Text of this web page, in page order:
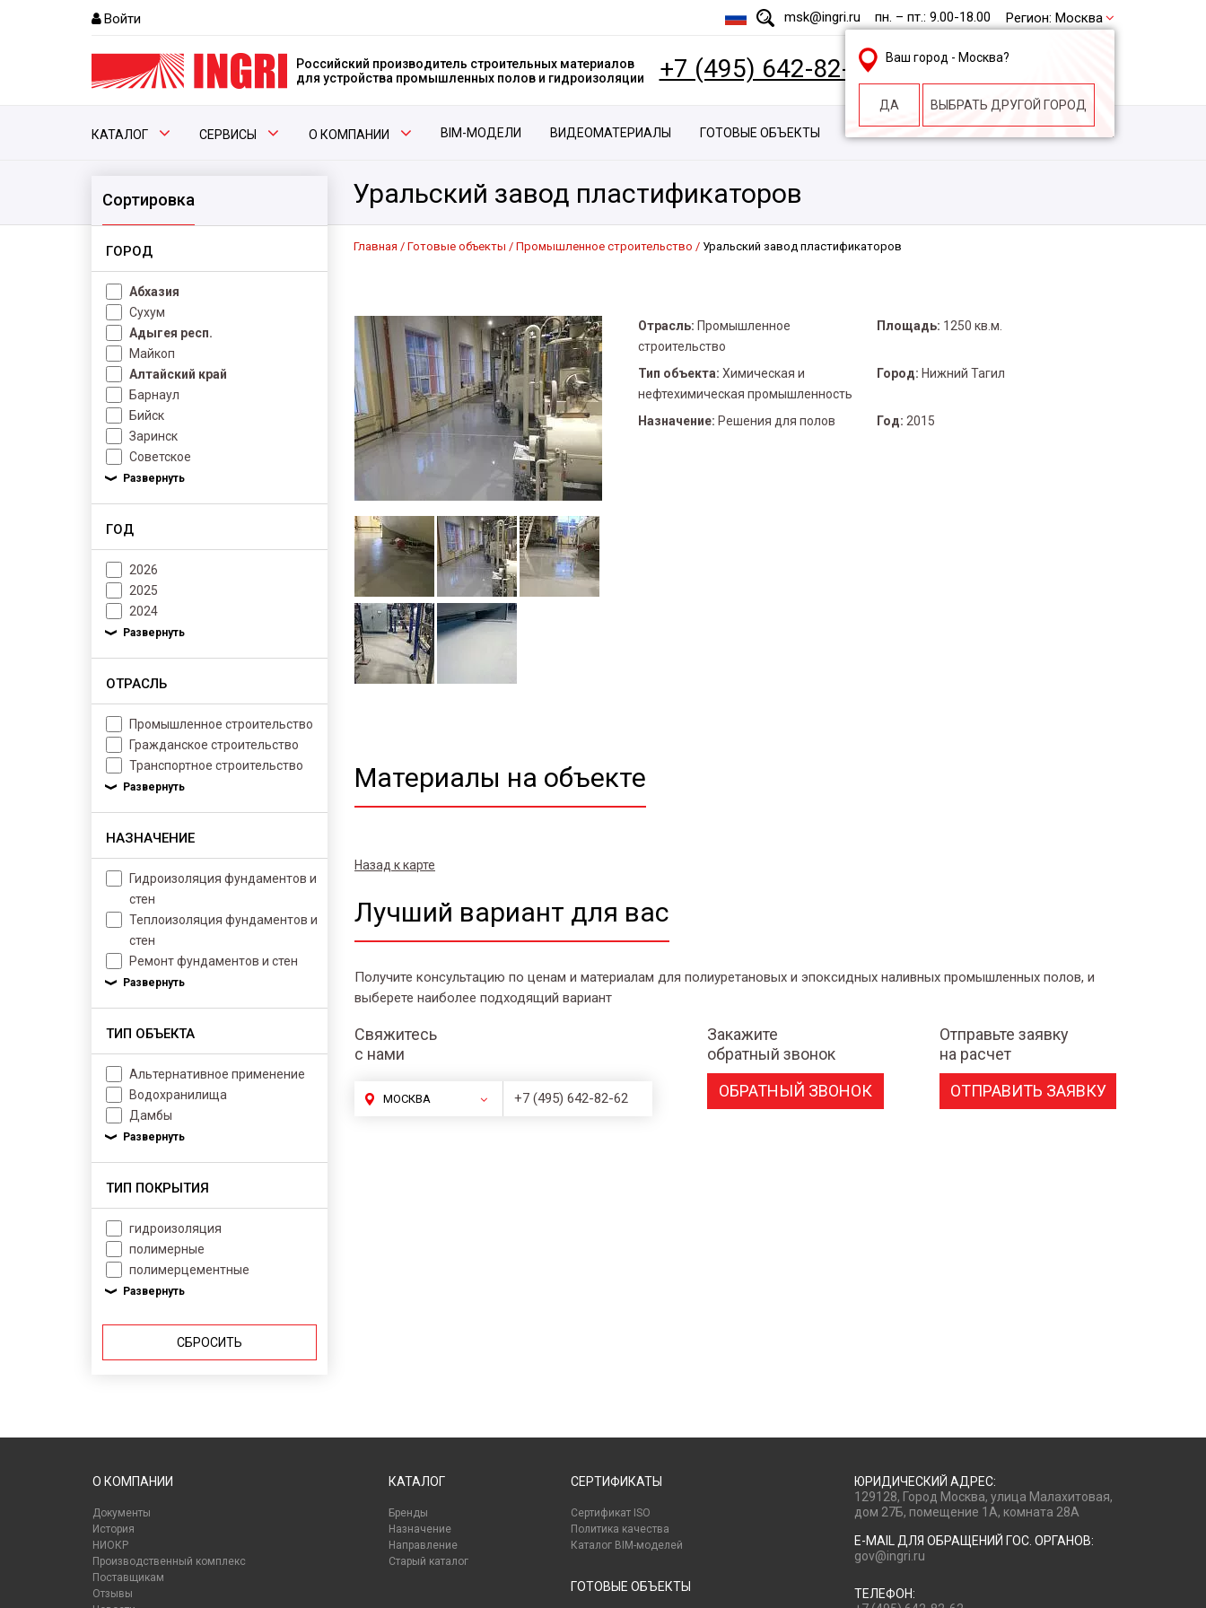
Войти msk@ingri.ru пн. – пт.: 9.00-18.00 Регион: Москва
Ваш город - Москва?
ДА ВЫБРАТЬ ДРУГОЙ ГОРОД
Российский производитель строительных материалов
для устройства промышленных полов и гидроизоляции
+7 (495) 642-82-62
КАТАЛОГ СЕРВИСЫ О КОМПАНИИ BIM-МОДЕЛИ ВИДЕОМАТЕРИАЛЫ ГОТОВЫЕ ОБЪЕКТЫ
Уральский завод пластификаторов
Сортировка
ГОРОД
Абхазия
Сухум
Адыгея респ.
Майкоп
Алтайский край
Барнаул
Бийск
Заринск
Советское
ГОД
2026
2025
2024
ОТРАСЛЬ
Промышленное строительство
Гражданское строительство
Транспортное строительство
НАЗНАЧЕНИЕ
Гидроизоляция фундаментов и
стен
Теплоизоляция фундаментов и
стен
Ремонт фундаментов и стен
ТИП ОБЪЕКТА
Альтернативное применение
Водохранилища
Дамбы
ТИП ПОКРЫТИЯ
гидроизоляция
полимерные
полимерцементные
СБРОСИТЬ
Главная Готовые объекты Промышленное строительство Уральский завод пластификаторов
Отрасль: Промышленное
строительство
Площадь: 1250 кв.м.
Тип объекта: Химическая и
нефтехимическая промышленность
Город: Нижний Тагил
Назначение: Решения для полов Год: 2015
Материалы на объекте
Назад к карте
Лучший вариант для вас
Получите консультацию по ценам и материалам для полиуретановых и эпоксидных наливных промышленных полов, и
выберете наиболее подходящий вариант
Свяжитесь
с нами
МОСКВА +7 (495) 642-82-62
Закажите
обратный звонок
ОБРАТНЫЙ ЗВОНОК
Отправьте заявку
на расчет
ОТПРАВИТЬ ЗАЯВКУ
О КОМПАНИИ
Документы
История
НИОКР
Производственный комплекс
Поставщикам
Отзывы
КАТАЛОГ
Бренды
Назначение
Направление
Старый каталог
СЕРТИФИКАТЫ
Сертификат ISO
Политика качества
Каталог BIM-моделей
ГОТОВЫЕ ОБЪЕКТЫ
ЮРИДИЧЕСКИЙ АДРЕС:
129128, Город Москва, улица Малахитовая,
дом 27Б, помещение 1А, комната 28А
E-MAIL ДЛЯ ОБРАЩЕНИЙ ГОС. ОРГАНОВ:
gov@ingri.ru
ТЕЛЕФОН: